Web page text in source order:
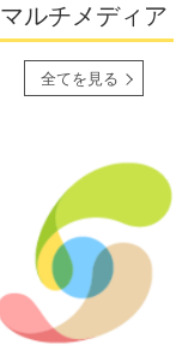
マルチメディア
全てを見る